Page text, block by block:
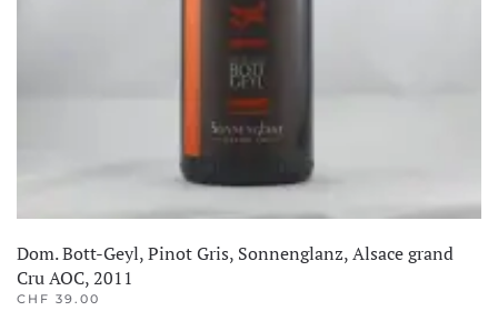
Dom. Bott-Geyl, Pinot Gris, Sonnenglanz, Alsace grand
Cru AOC, 2011
CHF 39.00